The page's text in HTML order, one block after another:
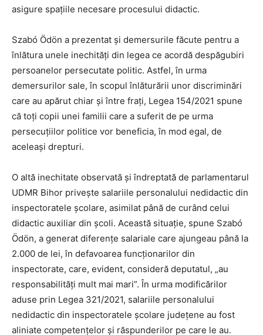
asigure spațiile necesare procesului didactic.
Szabó Ödön a prezentat și demersurile făcute pentru a
înlătura unele inechități din legea ce acordă despăgubiri
persoanelor persecutate politic. Astfel, în urma
demersurilor sale, în scopul înlăturării unor discriminări
care au apărut chiar și între frați, Legea 154/2021 spune
că toți copii unei familii care a suferit de pe urma
persecuțiilor politice vor beneficia, în mod egal, de
aceleași drepturi.
O altă inechitate observată și îndreptată de parlamentarul
UDMR Bihor privește salariile personalului nedidactic din
inspectoratele școlare, asimilat până de curând celui
didactic auxiliar din școli. Această situație, spune Szabó
Ödön, a generat diferențe salariale care ajungeau până la
2.000 de lei, în defavoarea funcționarilor din
inspectorate, care, evident, consideră deputatul, „au
responsabilități mult mai mari”. În urma modificărilor
aduse prin Legea 321/2021, salariile personalului
nedidactic din inspectoratele școlare județene au fost
aliniate competențelor și răspunderilor pe care le au.